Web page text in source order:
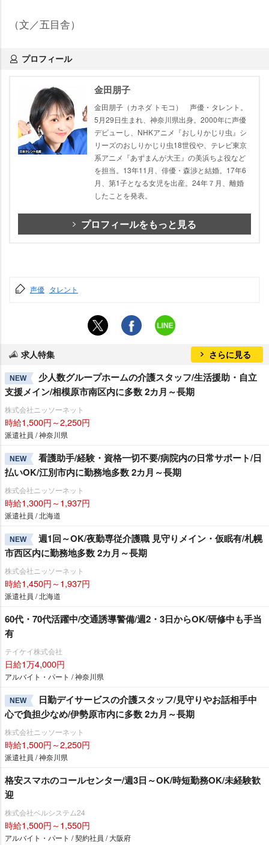
（文／五目舎）
プロフィール
金田朋子
金田朋子（カネダ トモコ） 声優・タレント。
5月29日生まれ、神奈川県出身。2000年に声優
デビューし、NHKアニメ『おしりかじり虫』シ
リーズのおしりかじり虫18世役や、テレビ東京
系アニメ『あずまんが大王』の美浜ちよ役など
を担当。13年11月、俳優・森渉と結婚。17年6
月、第1子となる女児を出産。24年７月、離婚
したことを発表。
プロフィールをもっと見る
声優 タレント
求人特集 さらに見る
NEW
少人数グループホームの介護スタッフ/生活援助・自立
支援メイン/相模原市南区内に多数 2カ月～長期
株式会社ニッソーネット
時給1,500円～2,250円
派遣社員 / 神奈川県
NEW
看護助手/経験・資格一切不要/病院内の日常サポート/日
払いOK/江別市内に勤務地多数 2カ月～長期
株式会社ニッソーネット
時給1,300円～1,937円
派遣社員 / 北海道
NEW
週1回～OK/夜勤専従介護職 見守りメイン・仮眠有/札幌
市西区内に勤務地多数 2カ月～長期
株式会社ニッソーネット
時給1,450円～1,937円
派遣社員 / 北海道
60代・70代活躍中/交通誘導警備/週2・3日からOK/研修中も手当
有
テイケイ株式会社
日給1万4,000円
アルバイト・パート / 神奈川県
NEW
日勤デイサービスの介護スタッフ/見守りやお話相手中
心で負担少なめ/伊勢原市内に多数 2カ月～長期
株式会社ニッソーネット
時給1,500円～2,250円
派遣社員 / 神奈川県
格安スマホのコールセンター/週3日～OK/時短勤務OK/未経験歓
迎
株式会社ベルシステム24
時給1,500円～1,550円
アルバイト・パート / 契約社員 / 大阪府